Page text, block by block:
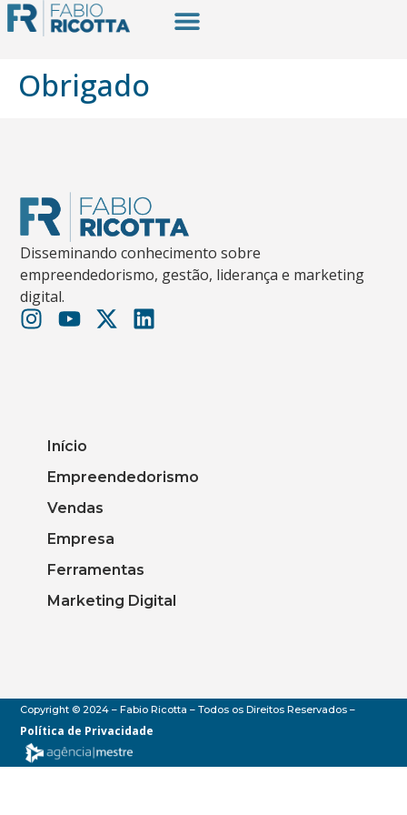
Obrigado
Disseminando conhecimento sobre
empreendedorismo, gestão, liderança e marketing
digital.
Início
Empreendedorismo
Vendas
Empresa
Ferramentas
Marketing Digital
Copyright © 2024 – Fabio Ricotta – Todos os Direitos Reservados –
Política de Privacidade